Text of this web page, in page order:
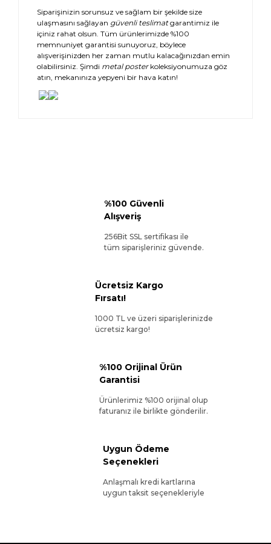
Siparişinizin sorunsuz ve sağlam bir şekilde size
ulaşmasını sağlayan güvenli teslimatgarantimiz ile
içiniz rahat olsun. Tüm ürünlerimizde %100
memnuniyet garantisi sunuyoruz, böylece
alışverişinizden her zaman mutlu kalacağınızdan emin
olabilirsiniz. Şimdi metal posterkoleksiyonumuza göz
atın, mekanınıza yepyeni bir hava katın!
%100 Güvenli
Alışveriş
256Bit SSL sertifikası ile
tüm siparişleriniz güvende.
Ücretsiz Kargo
Fırsatı!
1000 TL ve üzeri siparişlerinizde
ücretsiz kargo!
%100 Orijinal Ürün
Garantisi
Ürünlerimiz %100 orijinal olup
faturanız ile birlikte gönderilir.
Uygun Ödeme
Seçenekleri
Anlaşmalı kredi kartlarına
uygun taksit seçenekleriyle